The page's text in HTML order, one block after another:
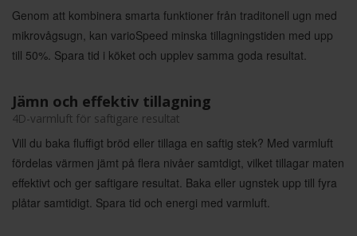
Genom att kombinera smarta funktioner från traditonell ugn med
mikrovågsugn, kan varioSpeed minska tillagningstiden med upp
till 50%. Spara tid i köket och upplev samma goda resultat.
Jämn och effektiv tillagning
4D-varmluft för saftigare resultat
Vill du baka fluffigt bröd eller tillaga en saftig stek? Med varmluft
fördelas värmen jämt på flera nivåer samtdigt, vilket tillagar maten
effektivt och ger saftigare resultat. Baka eller ugnstek upp till fyra
plåtar samtidigt. Spara tid och energi med varmluft.